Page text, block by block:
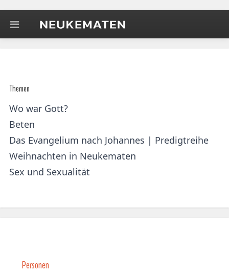
Themen
Wo war Gott?
Beten
Das Evangelium nach Johannes | Predigtreihe
Weihnachten in Neukematen
Sex und Sexualität
Personen